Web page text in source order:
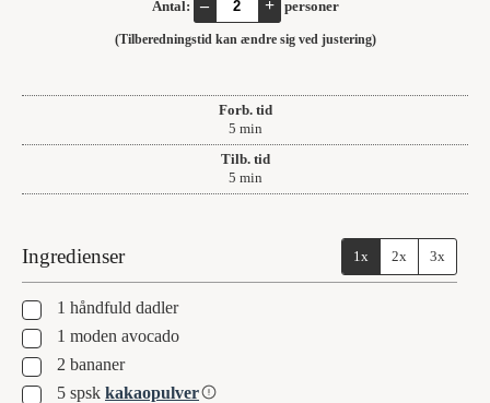
Antal: – + personer
(Tilberedningstid kan ændre sig ved justering)
Forb. tid
5minutter
min
Tilb. tid
5minutter
min
Ingredienser 1x 2x 3x
▢1 håndfuld dadler
▢1 moden avocado
▢
2 bananer
▢
5 spsk kakaopulver